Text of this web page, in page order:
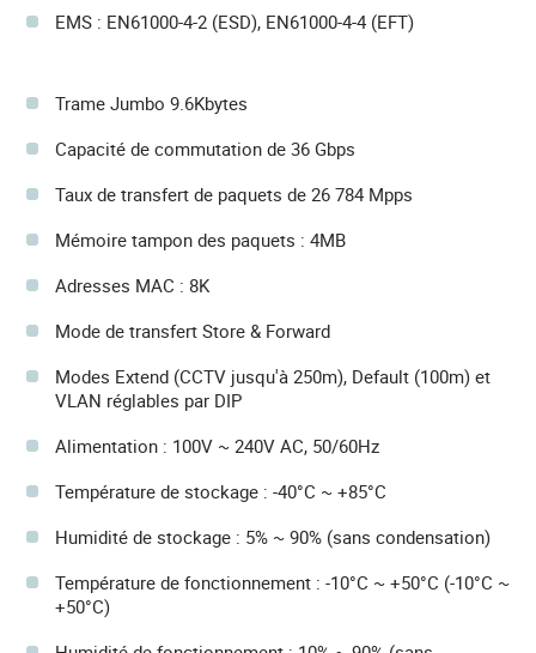
EMS : EN61000-4-2 (ESD), EN61000-4-4 (EFT)
Trame Jumbo 9.6Kbytes
Capacité de commutation de 36 Gbps
Taux de transfert de paquets de 26 784 Mpps
Mémoire tampon des paquets : 4MB
Adresses MAC : 8K
Mode de transfert Store & Forward
Modes Extend (CCTV jusqu'à 250m), Default (100m) et
VLAN réglables par DIP
Alimentation : 100V ~ 240V AC, 50/60Hz
Température de stockage : -40°C ~ +85°C
Humidité de stockage : 5% ~ 90% (sans condensation)
Température de fonctionnement : -10°C ~ +50°C (-10°C ~
+50°C)